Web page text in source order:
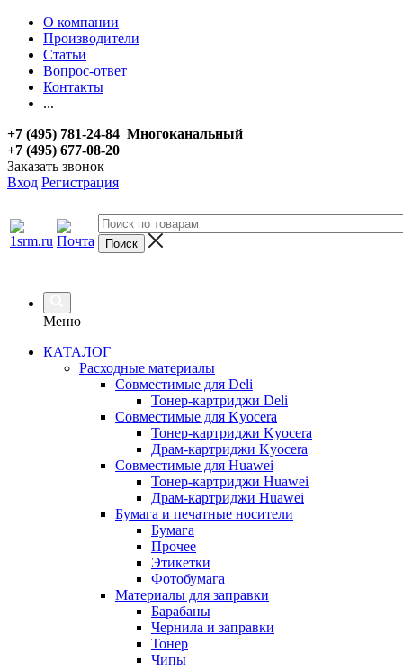
О компании
Производители
Статьи
Вопрос-ответ
Контакты
...
+7 (495) 781-24-84 Многоканальный
+7 (495) 677-08-20
Заказать звонок
Вход Регистрация
Меню
КАТАЛОГ
Расходные материалы
Совместимые для Deli
Тонер-картриджи Deli
Совместимые для Kyocera
Тонер-картриджи Kyocera
Драм-картриджи Kyocera
Совместимые для Huawei
Тонер-картриджи Huawei
Драм-картриджи Huawei
Бумага и печатные носители
Бумага
Прочее
Этикетки
Фотобумага
Материалы для заправки
Барабаны
Чернила и заправки
Тонер
Чипы